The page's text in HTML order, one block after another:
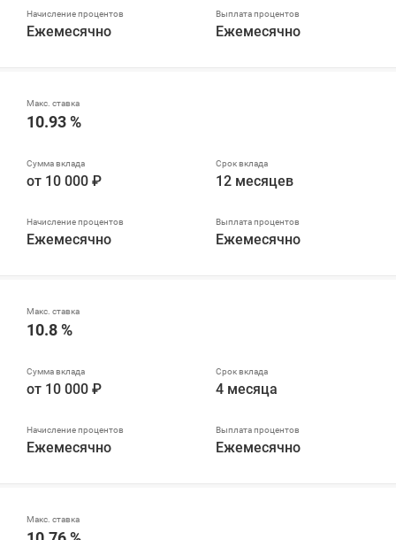
Ежемесячно Ежемесячно
10.93 %
от 10 000 ₽ 12 месяцев
Ежемесячно Ежемесячно
10.8 %
от 10 000 ₽ 4 месяца
Ежемесячно Ежемесячно